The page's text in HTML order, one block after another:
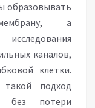
образовывать
а
каналов,
клетки.
подход
без потери